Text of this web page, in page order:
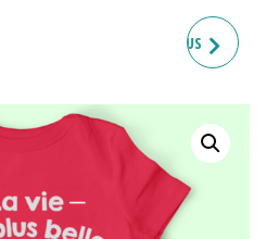
BODY BÉBÉ "LA VIE EST PLUS